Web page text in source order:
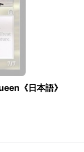
《日本語》